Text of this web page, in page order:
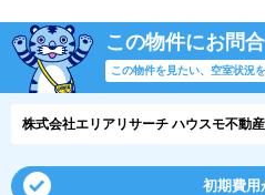
この物件にお問
この物件を見たい、空室状況
株式会社エリアリサーチ ハウスモ不動
初期費用